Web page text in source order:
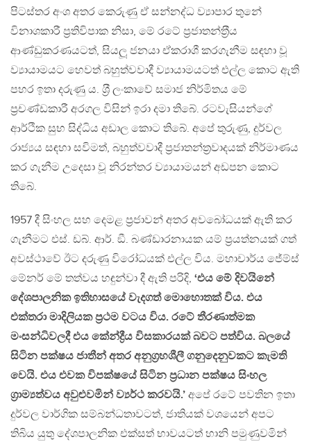
පිටස්තර අංශ අතර කෙරුණු ඒ සන්නද්ධ ව්‍යාපාර තුනේ
විනාශකාරී ප‍්‍රතිවිපාක නිසා, මේ රටේ ප‍්‍රජාතන්ත‍්‍රීය
ආණ්ඩුකරණයටත්, සියලූ ජනයා ඒකරාශී කරගැනීම සඳහා වූ
ව්‍යායාමයට හෙවත් බහුත්වවාදී ව්‍යායාමයටත් එල්ල කොට ඇති
පහර ඉතා දරුණු ය. ශ‍්‍රී ලංකාවේ සමාජ නිර්මිතය මේ
ප‍්‍රචණ්ඩකාරී අරගල විසින් ඉරා දමා තිබේ. රටවැසියන්ගේ
ආර්ථික සුභ සිද්ධිය අඩාල කොට තිබේ. අපේ තුරුණු, දුර්වල
රාජ්‍යය සඳහා සවිමත්, බහුත්වවාදී ප‍්‍රජාතන්ත‍්‍රවාදයක් නිර්මාණය
කර ගැනීම උදෙසා වූ නිරන්තර ව්‍යායාමයන් අඩපන කොට
තිබේ.
1957 දී සිංහල සහ දෙමළ ප‍්‍රජාවන් අතර අවබෝධයක් ඇති කර
ගැනීමට එස්. ඩබ්. ආර්. ඞී. බණ්ඩාරනායක යම් ප‍්‍රයත්නයක් ගත්
අවස්ථාවේ ඊට දරුණු විරෝධයක් එල්ල විය. මහාචාර්ය ජේම්ස්
මේනර් මේ තත්වය හඳුන්වා දී ඇති පරිදි, ‘එය මේ දිවයිනේ
දේශපාලනික ඉතිහාසයේ වැදගත් මොහොතක් විය. එය
එක්තරා මාදිලියක ප‍්‍රථම වටය විය. රටේ තීරණාත්මක
මංසන්ධිවලදී එය කේන්ද්‍රීය විසකාරයක් බවට පත්විය. බලයේ
සිටින පක්ෂය ජාතීන් අතර අනුග‍්‍රහශීලී ගනුදෙනුවකට කැමති
වෙයි. එය එවක විපක්ෂයේ සිටින ප‍්‍රධාන පක්ෂය සිංහල
ග‍්‍රාම්‍යත්වය අවුළුවමින් ව්‍යර්ථ කරවයි.’ අපේ රටේ පවතින ඉතා
දුර්වල වාර්ගික සම්බන්ධතාවටත්, ජාතියක් වශයෙන් අපට
තිබිය යුතු දේශපාලනික එක්සත් භාවයටත් හානි පමුණුවමින්